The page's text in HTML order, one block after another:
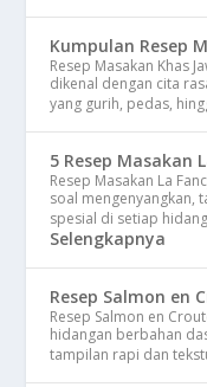
Kumpulan Resep
Resep Masakan Khas
dikenal dengan cita
yang gurih, pedas,
5 Resep Masakan
Resep Masakan La
soal mengenyangkan,
spesial di setiap
Selengkapnya
Resep Salmon en
Resep Salmon en
hidangan berbahan
tampilan rapi dan